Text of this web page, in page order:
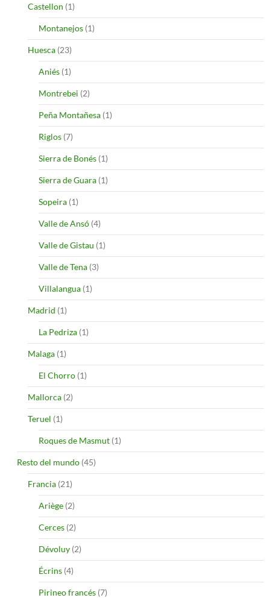
Castellon (1)
Montanejos (1)
Huesca (23)
Aniés (1)
Montrebei (2)
Peña Montañesa (1)
Riglos (7)
Sierra de Bonés (1)
Sierra de Guara (1)
Sopeira (1)
Valle de Ansó (4)
Valle de Gistau (1)
Valle de Tena (3)
Villalangua (1)
Madrid (1)
La Pedriza (1)
Malaga (1)
El Chorro (1)
Mallorca (2)
Teruel (1)
Roques de Masmut (1)
Resto del mundo (45)
Francia (21)
Ariège (2)
Cerces (2)
Dévoluy (2)
Écrins (4)
Pirineo francés (7)